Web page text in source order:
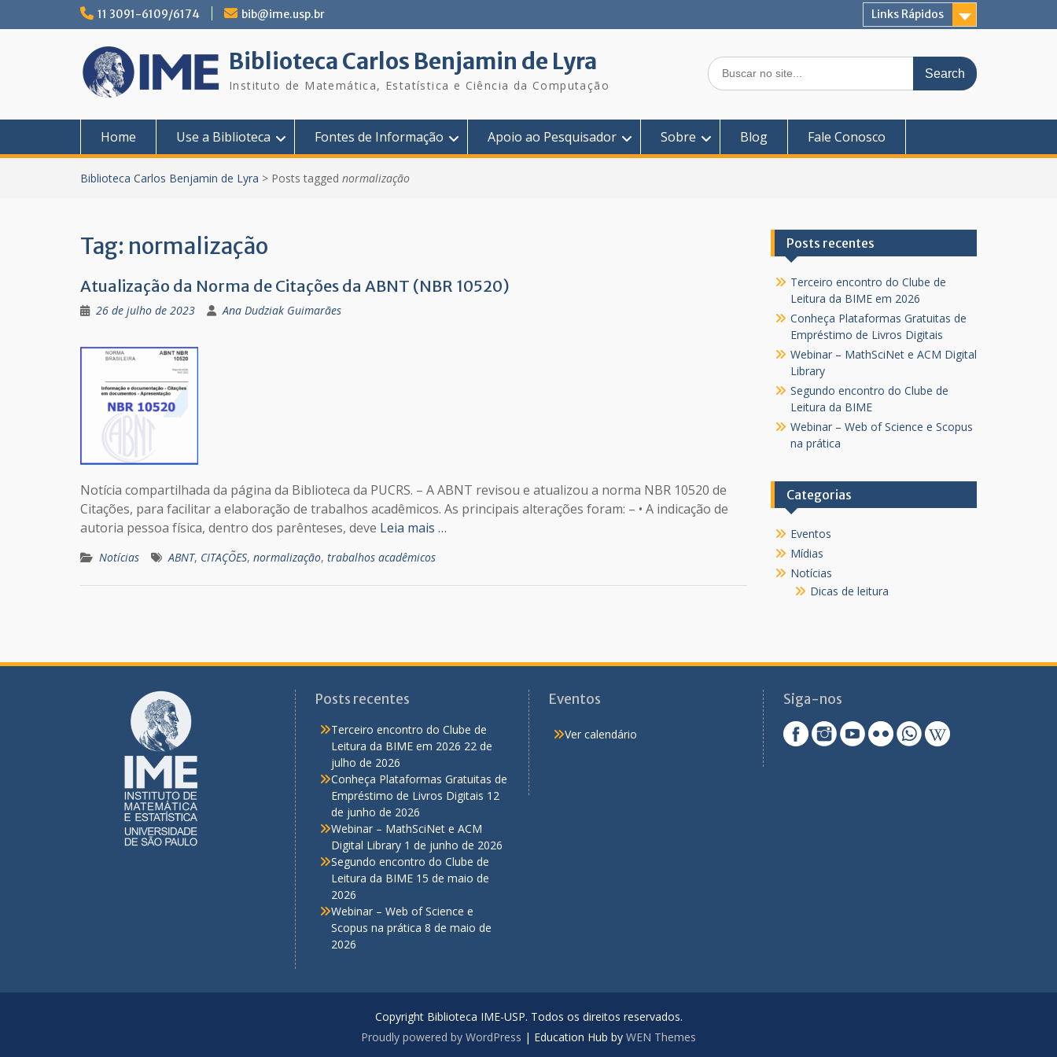
11 3091-6109/6174 bib@ime.usp.br Links Rápidos
Biblioteca Carlos Benjamin de Lyra
Instituto de Matemática, Estatística e Ciência da Computação
Search
for:
Home Use a Biblioteca Fontes de Informação Apoio ao Pesquisador Sobre Blog Fale Conosco
Biblioteca Carlos Benjamin de Lyra > Posts tagged normalização
Tag: normalização
Atualização da Norma de Citações da ABNT (NBR 10520)
26 de julho de 2023 Ana Dudziak Guimarães
Notícia compartilhada da página da Biblioteca da PUCRS. – A ABNT revisou e atualizou a norma NBR 10520 de
Citações, para facilitar a elaboração de trabalhos acadêmicos. As principais alterações foram: – • A indicação de
autoria pessoa física, dentro dos parênteses, deve Leia mais …
Notícias ABNT, CITAÇÕES, normalização, trabalhos acadêmicos
Posts recentes
Terceiro encontro do Clube de
Leitura da BIME em 2026
Conheça Plataformas Gratuitas de
Empréstimo de Livros Digitais
Webinar – MathSciNet e ACM Digital
Library
Segundo encontro do Clube de
Leitura da BIME
Webinar – Web of Science e Scopus
na prática
Categorias
Eventos
Mídias
Notícias
Dicas de leitura
Posts recentes
Terceiro encontro do Clube de
Leitura da BIME em 2026 22 de
julho de 2026
Conheça Plataformas Gratuitas de
Empréstimo de Livros Digitais 12
de junho de 2026
Webinar – MathSciNet e ACM
Digital Library 1 de junho de 2026
Segundo encontro do Clube de
Leitura da BIME 15 de maio de
2026
Webinar – Web of Science e
Scopus na prática 8 de maio de
2026
Eventos
Ver calendário
Siga-nos
Copyright Biblioteca IME-USP. Todos os direitos reservados.
Proudly powered by WordPress | Education Hub by WEN Themes